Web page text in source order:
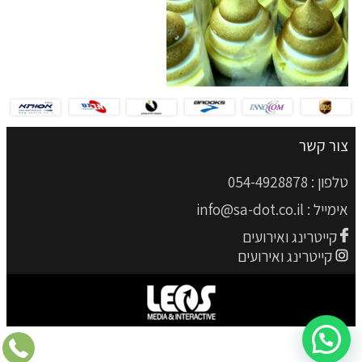
צור קשר
טלפון : 054-4928878
אימייל : info@sa-dot.co.il
קייטרינג ואירועים
קייטרינג ואירועים